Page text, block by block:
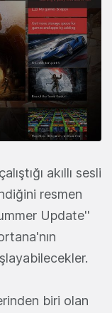
akıllı sesli
resmen
Update''
biri olan